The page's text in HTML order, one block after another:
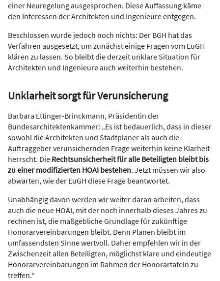
einer Neuregelung ausgesprochen. Diese Auffassung käme
den Interessen der Architekten und Ingenieure entgegen.
Beschlossen wurde jedoch noch nichts: Der BGH hat das
Verfahren ausgesetzt, um zunächst einige Fragen vom EuGH
klären zu lassen. So bleibt die derzeit unklare Situation für
Architekten und Ingenieure auch weiterhin bestehen.
Unklarheit sorgt für Verunsicherung
Barbara Ettinger-Brinckmann, Präsidentin der
Bundesarchitektenkammer: „Es ist bedauerlich, dass in dieser
sowohl die Architekten und Stadtplaner als auch die
Auftraggeber verunsichernden Frage weiterhin keine Klarheit
herrscht. Die Rechtsunsicherheit für alle Beteiligten bleibt bis
zu einer modifizierten HOAI bestehen. Jetzt müssen wir also
abwarten, wie der EuGH diese Frage beantwortet.
Unabhängig davon werden wir weiter daran arbeiten, dass
auch die neue HOAI, mit der noch innerhalb dieses Jahres zu
rechnen ist, die maßgebliche Grundlage für zukünftige
Honorarvereinbarungen bleibt. Denn Planen bleibt im
umfassendsten Sinne wertvoll. Daher empfehlen wir in der
Zwischenzeit allen Beteiligten, möglichst klare und eindeutige
Honorarvereinbarungen im Rahmen der Honorartafeln zu
treffen.“